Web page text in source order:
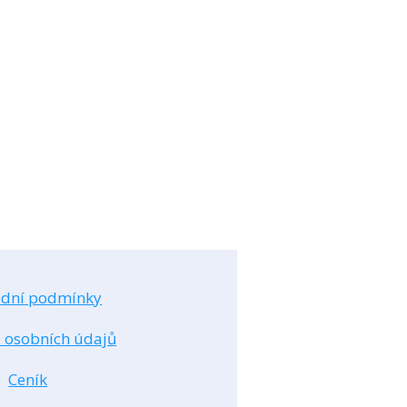
podmínky
osobních údajů
Ceník